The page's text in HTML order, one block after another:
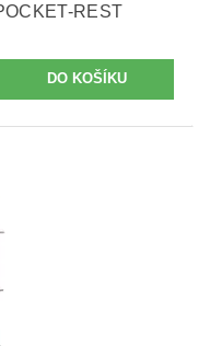
REST